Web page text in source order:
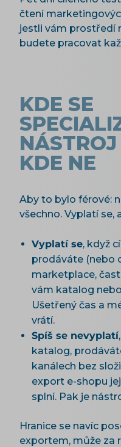
čtení
jestli vám prostředí
budete pracovat
KDE SE
KDE NE
Aby to bylo férové:
všechno. Vyplatí se,
Vyplatí se, když
prodáváte (nebo
marketplace,
vám katalog
Ušetřený čas a
vrátí.
Spíš se nevyplatí
katalog,
kanálech bez
export e-shopu
splní. Pak je
Hranice se navíc
exportem, může za